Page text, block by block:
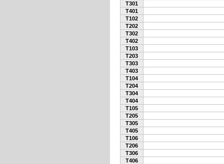
T301
T401
T102
T202
T302
T402
T103
T203
T303
T403
T104
T204
T304
T404
T105
T205
T305
T405
T106
T206
T306
T406